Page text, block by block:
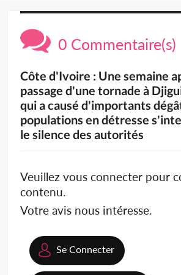
0 Commentaire(s)
Côte d'Ivoire : Une semaine
passage d'une tornade à
qui a causé d'importants
populations en détresse
le silence des autorités
Veuillez vous connecter pour
contenu.
Votre avis nous intéresse.
Se Connecter